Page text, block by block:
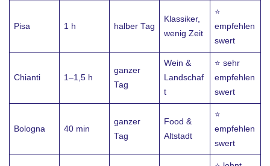
Pisa 1 h halber Tag
Klassiker,
wenig Zeit
⭐
empfehlen
swert
Chianti 1–1,5 h
ganzer
Tag
Wein &
Landschaf
t
⭐ sehr
empfehlen
swert
Bologna 40 min
ganzer
Tag
Food &
Altstadt
⭐
empfehlen
swert